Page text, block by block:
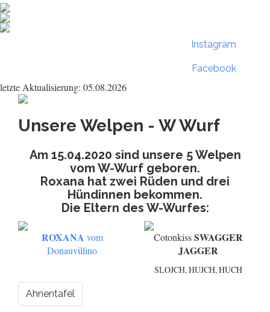
Instagram
Facebook
letzte Aktualisierung: 05.08.2026
Unsere Welpen - W Wurf
Am 15.04.2020 sind unsere 5 Welpen
vom W-Wurf geboren.
Roxana hat zwei Rüden und drei
Hündinnen bekommen.
Die Eltern des W-Wurfes:
ROXANA vom
Donauvillino
CotonkissSWAGGER
JAGGER
SLOJCH, HUJCH, HUCH
Ahnentafel